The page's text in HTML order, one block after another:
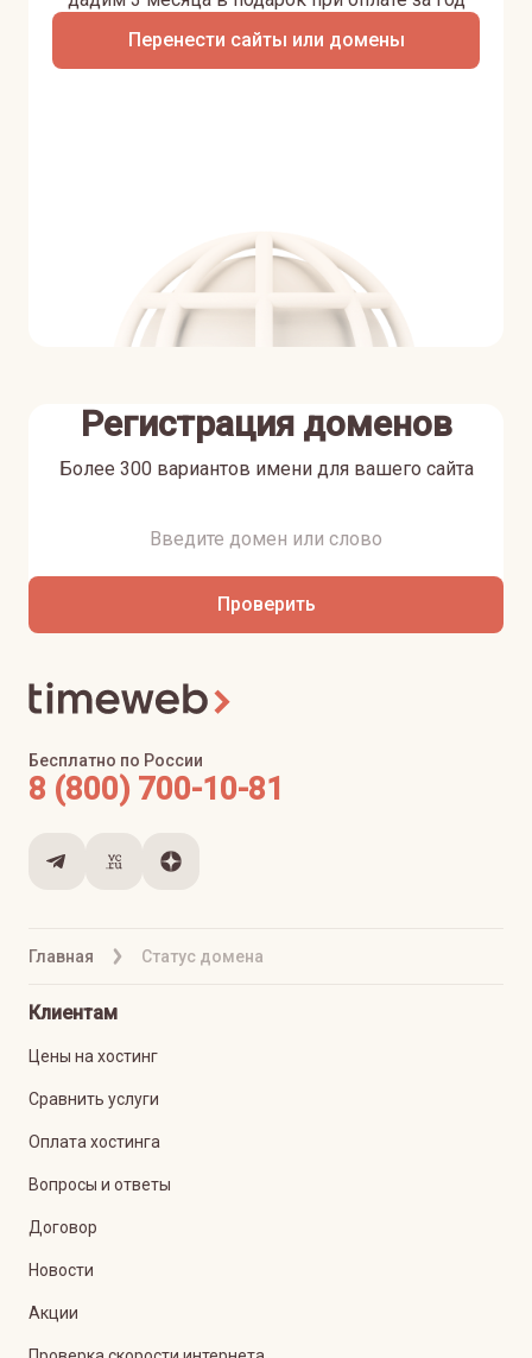
Перенести сайты или домены
Регистрация доменов
Более 300 вариантов имени для вашего сайта
Проверить
Главная Статус домена
Бесплатно по России
8 (800) 700-10-81
Клиентам
Цены на хостинг
Сравнить услуги
Оплата хостинга
Вопросы и ответы
Договор
Новости
Акции